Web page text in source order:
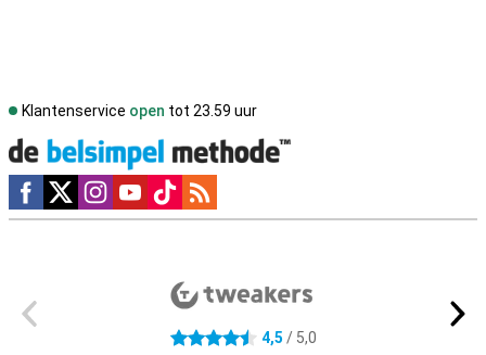
Klantenservice open tot 23.59 uur
Social media
4.5 sterren 4,5 / 5,0